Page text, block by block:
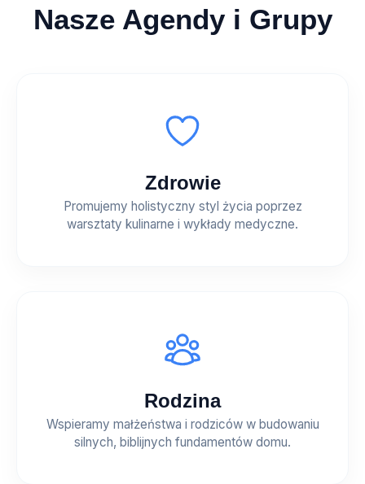
Nasze Agendy i Grupy
Zdrowie
Promujemy holistyczny styl życia poprzez
warsztaty kulinarne i wykłady medyczne.
Rodzina
Wspieramy małżeństwa i rodziców w budowaniu
silnych, biblijnych fundamentów domu.